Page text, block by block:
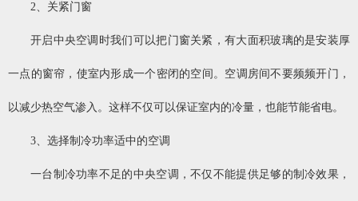
2、关紧门窗
开启中央空调时我们可以把门窗关紧，有大面积玻璃的是安装厚
一点的窗帘，使室内形成一个密闭的空间。空调房间不要频频开门，
以减少热空气渗入。这样不仅可以保证室内的冷量，也能节能省电。
3、选择制冷功率适中的空调
一台制冷功率不足的中央空调，不仅不能提供足够的制冷效果，